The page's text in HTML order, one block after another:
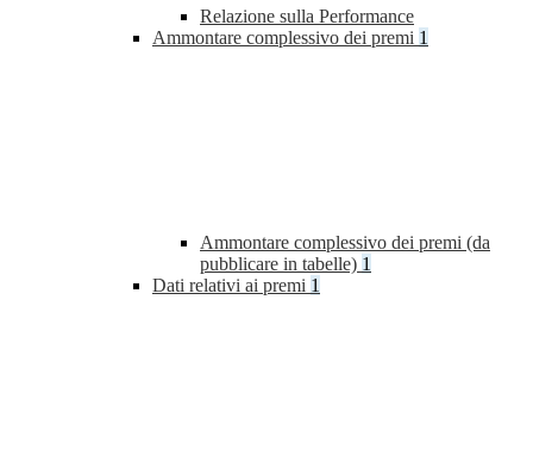
Relazione sulla Performance
Ammontare complessivo dei premi 1
Ammontare complessivo dei premi (da
pubblicare in tabelle) 1
Dati relativi ai premi 1